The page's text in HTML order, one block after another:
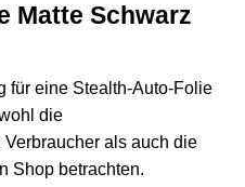
Matte Schwarz
für eine Stealth-Auto-Folie
die
als auch die
Shop betrachten.